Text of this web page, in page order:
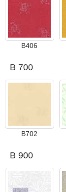
B406
B 700
B702
B 900